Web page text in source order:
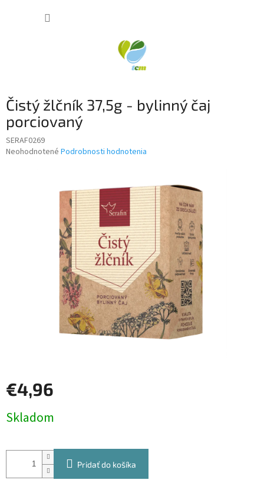
Čistý žlčník 37,5g - bylinný čaj
porciovaný
SERAF0269
Priemerné
Neohodnotené Podrobnosti hodnotenia
€4,96
cena:
Skladom
Pridať do košíka